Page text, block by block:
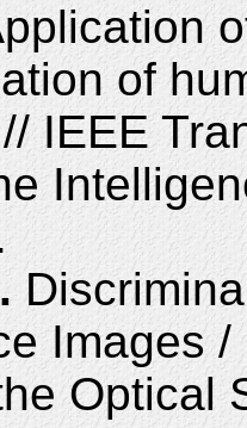
of
IEEE
Images
Optical